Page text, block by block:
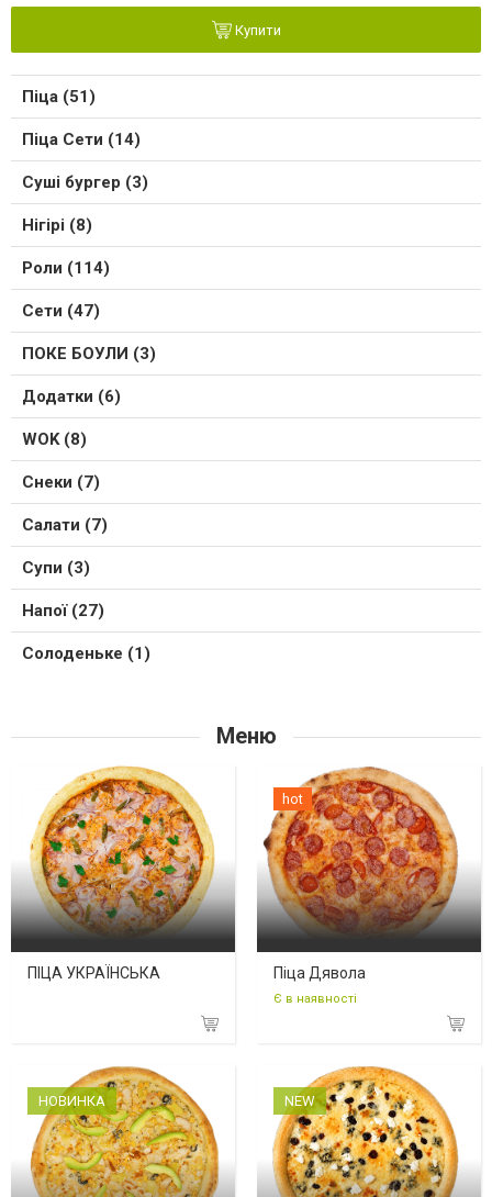
Купити
Піца (51)
Піца Сети (14)
Суші бургер (3)
Нігірі (8)
Роли (114)
Сети (47)
ПОКЕ БОУЛИ (3)
Додатки (6)
WOK (8)
Снеки (7)
Салати (7)
Супи (3)
Напої (27)
Солоденьке (1)
Меню
ПІЦА УКРАЇНСЬКА
hot
Піца Дявола
Є в наявності
НОВИНКА NEW